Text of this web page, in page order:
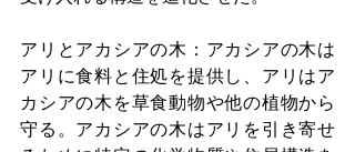
アリとアカシアの木：アカシアの木は
アリに食料と住処を提供し、アリはア
カシアの木を草食動物や他の植物から
守る。アカシアの木はアリを引き寄せ